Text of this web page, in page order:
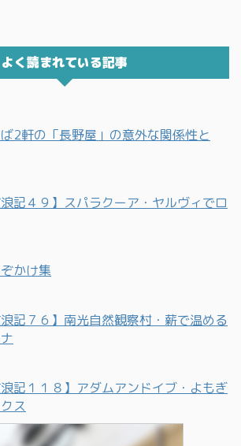
よく読まれている記事
2軒の「長野屋」の意外な関係性と
浪記４９】スパラクーア・ヤルヴィでロ
かけ集
浪記７６】南光自然観察村・薪で温める
浪記１１８】アダムアンドイブ・よもぎ
ス